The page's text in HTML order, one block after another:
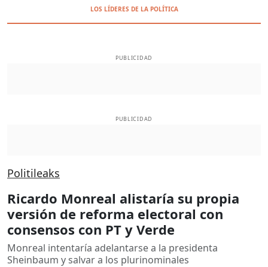
LOS LÍDERES DE LA POLÍTICA
PUBLICIDAD
PUBLICIDAD
Politileaks
Ricardo Monreal alistaría su propia
versión de reforma electoral con
consensos con PT y Verde
Monreal intentaría adelantarse a la presidenta
Sheinbaum y salvar a los plurinominales